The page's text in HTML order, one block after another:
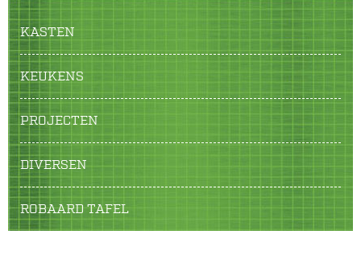
KASTEN
KEUKENS
PROJECTEN
DIVERSEN
ROBAARD TAFEL